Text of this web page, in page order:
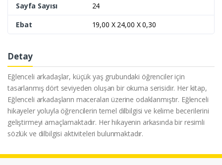
Sayfa Sayısı
24
Ebat
19,00 X 24,00 X 0,30
Detay
Eğlenceli arkadaşlar, küçük yaş grubundaki öğrenciler için
tasarlanmış dört seviyeden oluşan bir okuma serisidir. Her kitap,
Eğlenceli arkadaşların maceraları üzerine odaklanmıştır. Eğlenceli
hikayeler yoluyla öğrencilerin temel dilbilgisi ve kelime becerilerini
geliştirmeyi amaçlamaktadır. Her hikayenin arkasında bir resimli
sözlük ve dilbilgisi aktiviteleri bulunmaktadır.